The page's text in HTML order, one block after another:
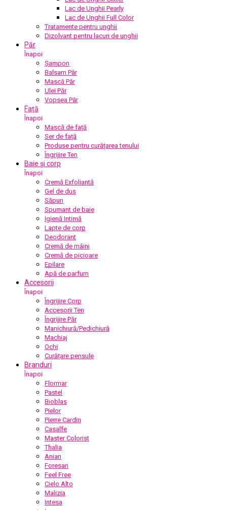
Lac de Unghii Pearly
Lac de Unghii Full Color
Tratamente pentru unghii
Dizolvant pentru lacuri de unghii
Păr
Înapoi
Șampon
Balsam Păr
Mască Păr
Ulei Păr
Vopsea Păr
Față
Înapoi
Mască de față
Ser de față
Produse pentru curățarea tenului
Îngrijire Ten
Baie și corp
Înapoi
Cremă Exfoliantă
Gel de duș
Săpun
Spumant de baie
Igienă Intimă
Lapte de corp
Deodorant
Cremă de mâini
Cremă de picioare
Epilare
Apă de parfum
Accesorii
Înapoi
Îngrijire Corp
Accesorii Ten
Îngrijire Păr
Manichiură/Pedichiură
Machiaj
Ochi
Curățare pensule
Branduri
Înapoi
Flormar
Pastel
Bioblas
Pielor
Pierre Cardin
Casalfe
Master Colorist
Thalia
Anian
Foresan
Feel Free
Cielo Alto
Malizia
Intesa